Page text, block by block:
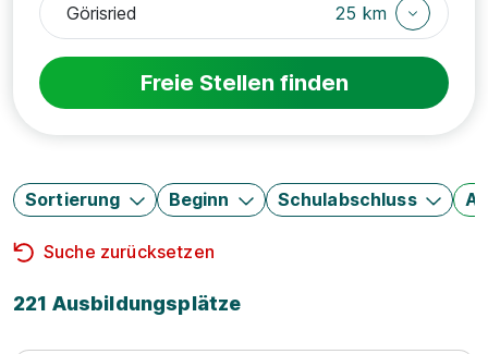
25 km
Freie Stellen finden
Sortierung Beginn Schulabschluss
Suche zurücksetzen
221 Ausbildungsplätze